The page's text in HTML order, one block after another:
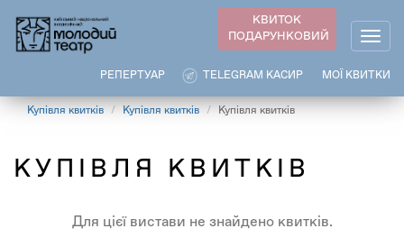
основного
КВИТОК
ПОДАРУНКОВИЙ
МОЇ КВИТКИ
TELEGRAM КАСИР
РЕПЕРТУАР
Купівля квитків Купівля квитків Купівля квитків
КУПІВЛЯ КВИТКІВ
Для цієї вистави не знайдено квитків.